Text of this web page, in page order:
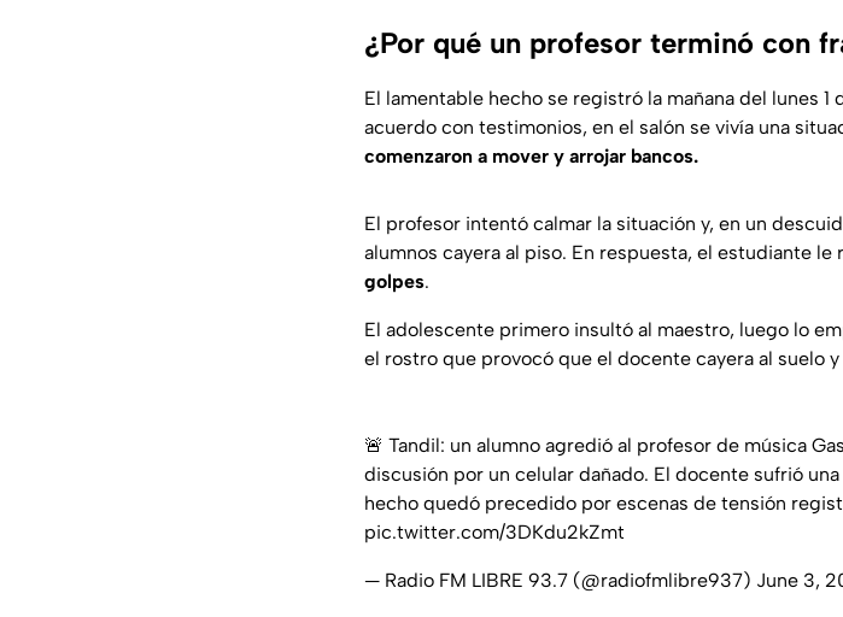
¿Por qué un profesor terminó con
El lamentable hecho se registró la mañana del lunes
acuerdo con testimonios, en el salón se vivía una
comenzaron a mover y arrojar bancos.
El profesor intentó calmar la situación y, en un
alumnos cayera al piso. En respuesta, el estudiante
golpes.
El adolescente primero insultó al maestro, luego lo
el rostro que provocó que el docente cayera al suelo y
🚨 Tandil: un alumno agredió al profesor de música
discusión por un celular dañado. El docente sufrió
hecho quedó precedido por escenas de tensión
pic.twitter.com/3DKdu2kZmt
— Radio FM LIBRE 93.7 (@radiofmlibre937) June 3,